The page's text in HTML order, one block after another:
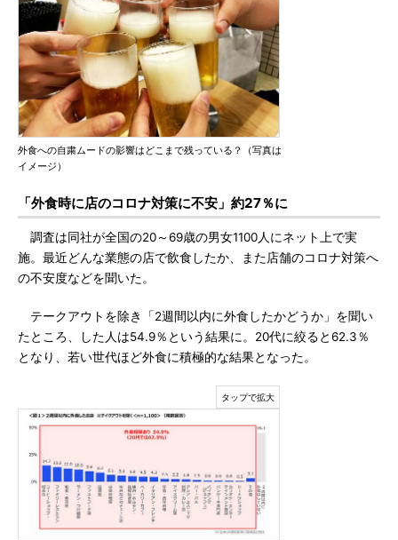
外食への自粛ムードの影響はどこまで残っている？（写真は
イメージ）
「外食時に店のコロナ対策に不安」約27％に
調査は同社が全国の20～69歳の男女1100人にネット上で実
施。最近どんな業態の店で飲食したか、また店舗のコロナ対策へ
の不安度などを聞いた。
テークアウトを除き「2週間以内に外食したかどうか」を聞い
たところ、した人は54.9％という結果に。20代に絞ると62.3％
となり、若い世代ほど外食に積極的な結果となった。